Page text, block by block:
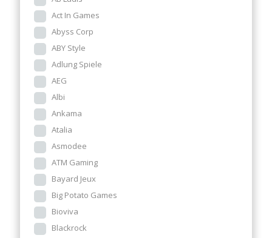
Act In Games
Abyss Corp
ABY Style
Adlung Spiele
AEG
Albi
Ankama
Atalia
Asmodee
ATM Gaming
Bayard Jeux
Big Potato Games
Bioviva
Blackrock